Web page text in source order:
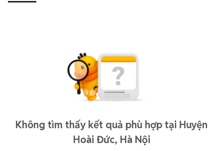
Không tìm thấy kết quả phù hợp tại Huyện
Hoài Đức, Hà Nội